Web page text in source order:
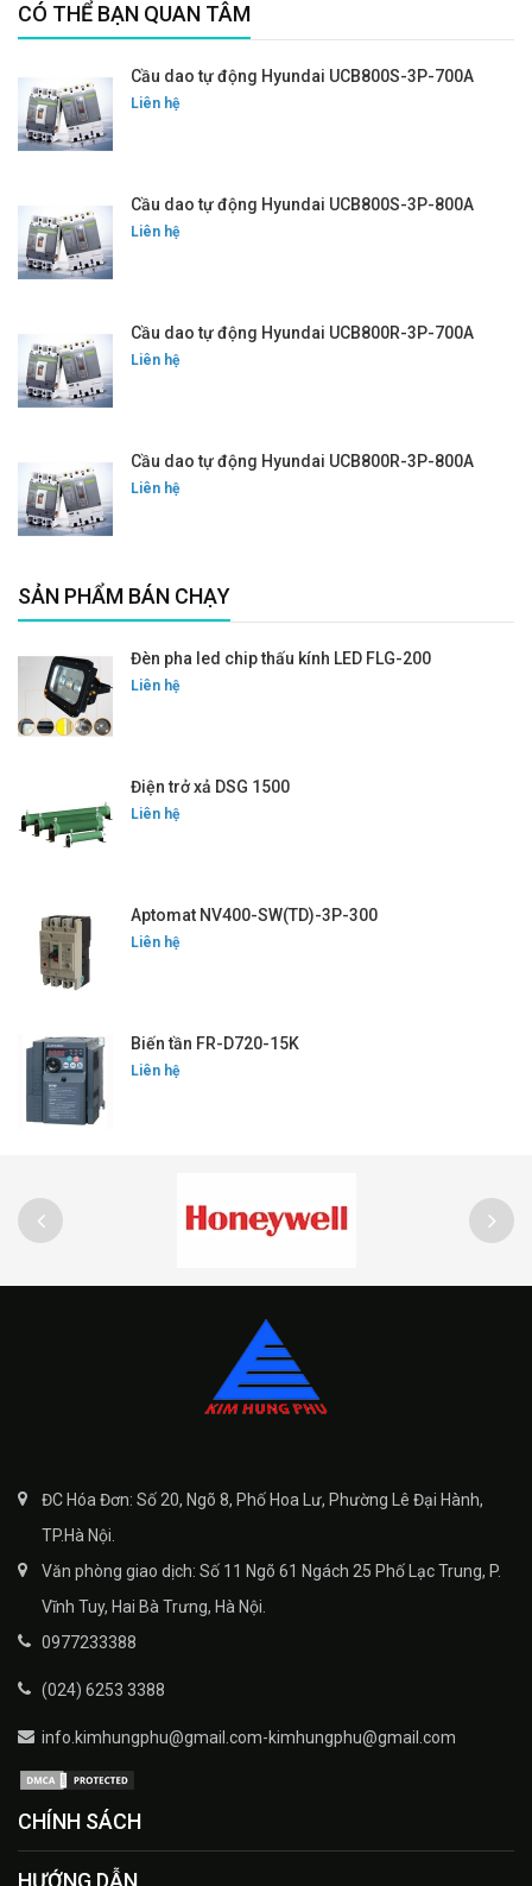
CÓ THỂ BẠN QUAN TÂM
Cầu dao tự động Hyundai UCB800S-3P-700A
Liên hệ
Cầu dao tự động Hyundai UCB800S-3P-800A
Liên hệ
Cầu dao tự động Hyundai UCB800R-3P-700A
Liên hệ
Cầu dao tự động Hyundai UCB800R-3P-800A
Liên hệ
SẢN PHẨM BÁN CHẠY
Đèn pha led chip thấu kính LED FLG-200
Liên hệ
Điện trở xả DSG 1500
Liên hệ
Aptomat NV400-SW(TD)-3P-300
Liên hệ
Biến tần FR-D720-15K
Liên hệ
ĐC Hóa Đơn: Số 20, Ngõ 8, Phố Hoa Lư, Phường Lê Đại Hành,
TP.Hà Nội.
Văn phòng giao dịch: Số 11 Ngõ 61 Ngách 25 Phố Lạc Trung, P.
Vĩnh Tuy, Hai Bà Trưng, Hà Nội.
0977233388
(024) 6253 3388
info.kimhungphu@gmail.com-kimhungphu@gmail.com
CHÍNH SÁCH
HƯỚNG DẪN